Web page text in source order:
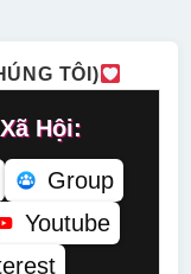
TÔI)
Hội:
Group
Youtube